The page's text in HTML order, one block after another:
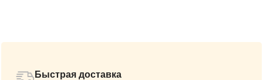
Быстрая доставка